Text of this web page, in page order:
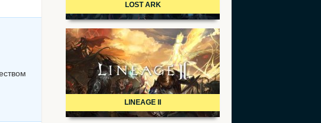
LOST ARK
LINEAGE II